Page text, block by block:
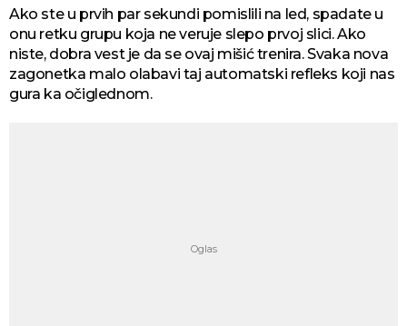
Ako ste u prvih par sekundi pomislili na led, spadate u
onu retku grupu koja ne veruje slepo prvoj slici. Ako
niste, dobra vest je da se ovaj mišić trenira. Svaka nova
zagonetka malo olabavi taj automatski refleks koji nas
gura ka očiglednom.